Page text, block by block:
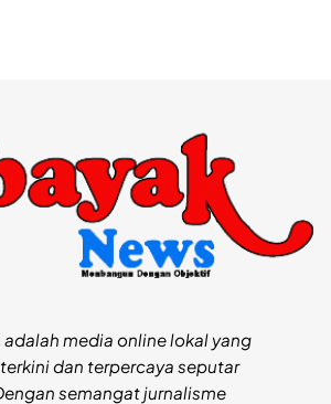
media online lokal yang
dan terpercaya seputar
semangat jurnalisme